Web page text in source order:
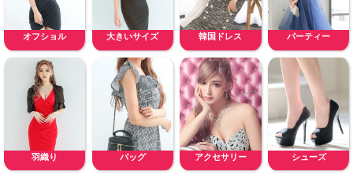
オフショル 大きいサイズ 韓国ドレス パーティー
羽織り バッグ アクセサリー シューズ